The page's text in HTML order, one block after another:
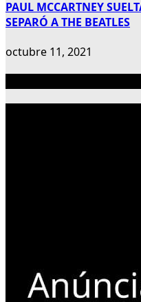
PAUL MCCARTNEY
SEPARÓ A THE BEATLES
octubre 11, 2021